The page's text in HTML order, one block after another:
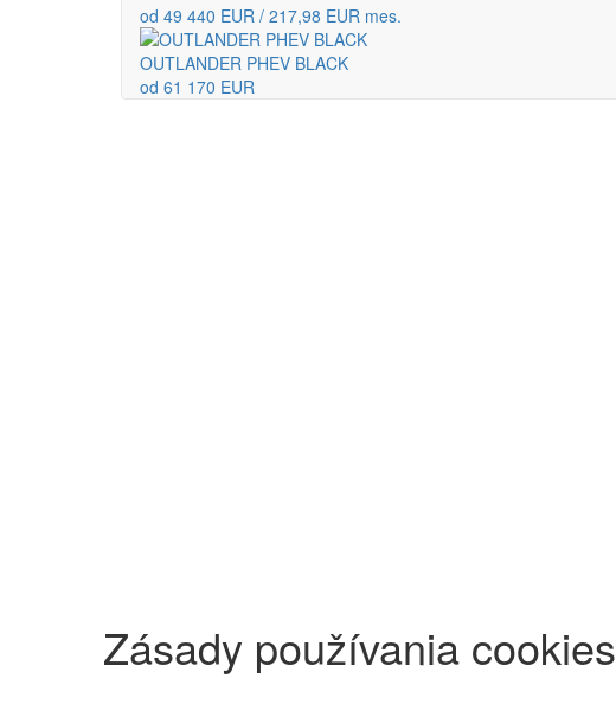
od 49 440 EUR / 217,98 EUR mes.
OUTLANDER PHEV BLACK
od 61 170 EUR
Zásady používania cookies